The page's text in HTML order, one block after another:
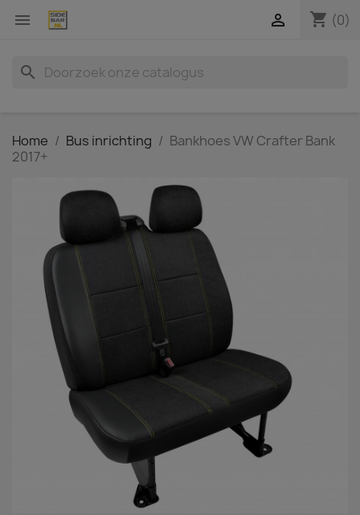
 shopping_cart (0)

search
Home Bus inrichting
Bankhoes VW Crafter Bank
2017+